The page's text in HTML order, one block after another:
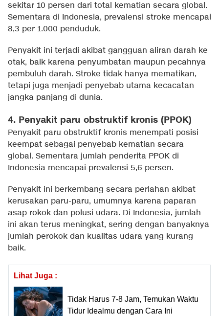
sekitar 10 persen dari total kematian secara global.
Sementara di Indonesia, prevalensi stroke mencapai
8,3 per 1.000 penduduk.
Penyakit ini terjadi akibat gangguan aliran darah ke
otak, baik karena penyumbatan maupun pecahnya
pembuluh darah. Stroke tidak hanya mematikan,
tetapi juga menjadi penyebab utama kecacatan
jangka panjang di dunia.
4. Penyakit paru obstruktif kronis (PPOK)
Penyakit paru obstruktif kronis menempati posisi
keempat sebagai penyebab kematian secara
global. Sementara jumlah penderita PPOK di
Indonesia mencapai prevalensi 5,6 persen.
Penyakit ini berkembang secara perlahan akibat
kerusakan paru-paru, umumnya karena paparan
asap rokok dan polusi udara. Di Indonesia, jumlah
ini akan terus meningkat, sering dengan banyaknya
jumlah perokok dan kualitas udara yang kurang
baik.
Lihat Juga :
Tidak Harus 7-8 Jam, Temukan Waktu
Tidur Idealmu dengan Cara Ini